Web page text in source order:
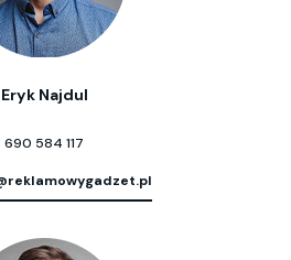
Eryk Najdul
690 584 117